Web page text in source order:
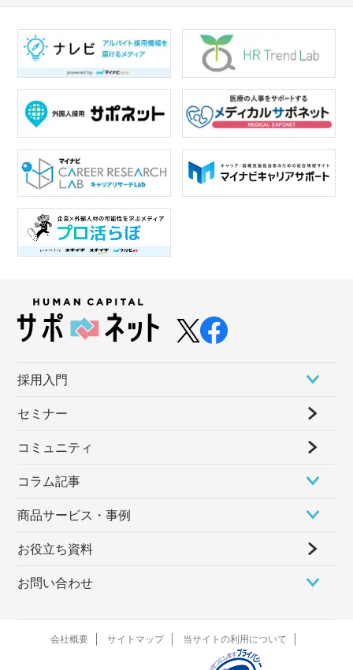
採⽤⼊⾨
セミナー
コミュニティ
コラム記事
商品サービス・事例
お役立ち資料
お問い合わせ
会社概要 サイトマップ 当サイトの利用について